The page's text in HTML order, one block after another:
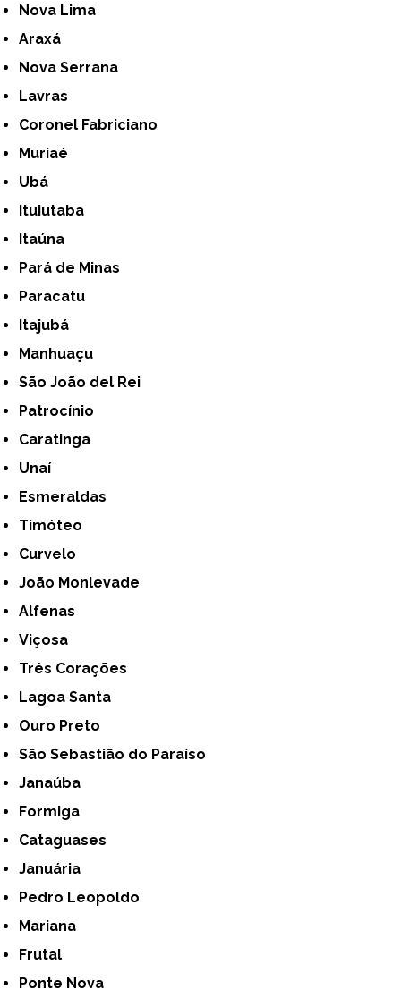
Nova Lima
Araxá
Nova Serrana
Lavras
Coronel Fabriciano
Muriaé
Ubá
Ituiutaba
Itaúna
Pará de Minas
Paracatu
Itajubá
Manhuaçu
São João del Rei
Patrocínio
Caratinga
Unaí
Esmeraldas
Timóteo
Curvelo
João Monlevade
Alfenas
Viçosa
Três Corações
Lagoa Santa
Ouro Preto
São Sebastião do Paraíso
Janaúba
Formiga
Cataguases
Januária
Pedro Leopoldo
Mariana
Frutal
Ponte Nova